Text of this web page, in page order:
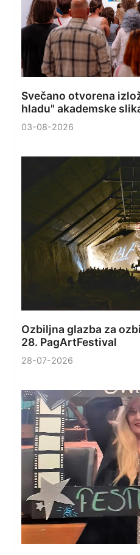
Svečano otvorena
hladu" akademske
03-08-2026
Ozbiljna glazba za
28. PagArtFestival
28-07-2026